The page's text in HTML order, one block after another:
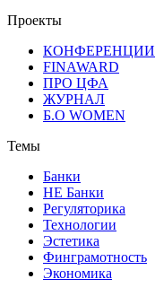
Проекты
КОНФЕРЕНЦИИ
FINAWARD
ПРО ЦФА
ЖУРНАЛ
Б.О WOMEN
Темы
Банки
НЕ Банки
Регуляторика
Технологии
Эстетика
Финграмотность
Экономика